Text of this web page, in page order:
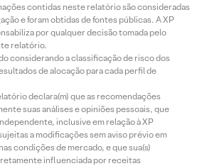
contidas neste relatório são consideradas
e foram obtidas de fontes públicas. A XP
por qualquer decisão tomada pelo
relatório.
considerando a classificação de risco dos
de alocação para cada perfil de
declara(m) que as recomendações
suas análises e opiniões pessoais, que
inclusive em relação à XP
a modificações sem aviso prévio em
condições de mercado, e que sua(s)
influenciada por receitas